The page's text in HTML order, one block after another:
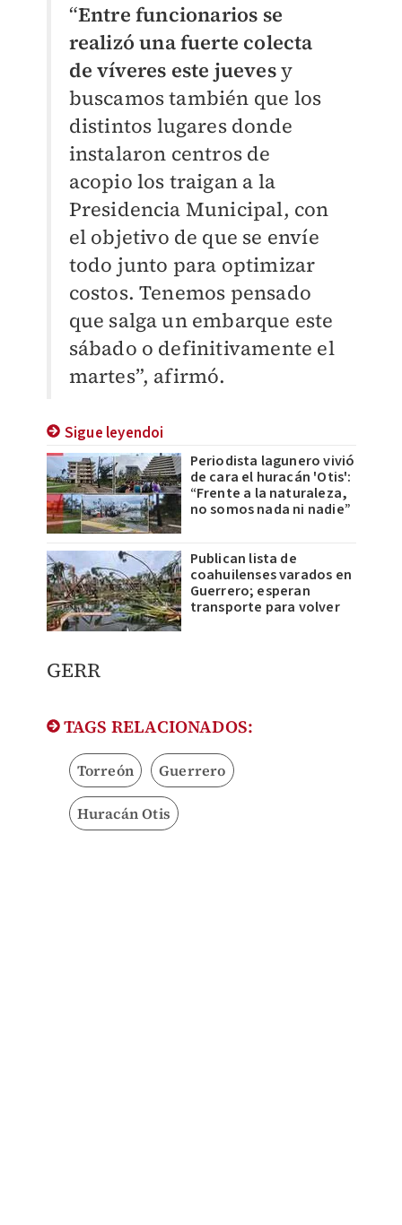
“Entre funcionarios se
realizó una fuerte colecta
de víveres este juevesy
buscamos también que los
distintos lugares donde
instalaron centros de
acopio los traigan a la
Presidencia Municipal, con
el objetivo de que se envíe
todo junto para optimizar
costos. Tenemos pensado
que salga un embarque este
sábado o definitivamente el
martes”, afirmó.
Sigue leyendoi
Periodista lagunero vivió
de cara el huracán 'Otis':
“Frente a la naturaleza,
no somos nada ni nadie”
Publican lista de
coahuilenses varados en
Guerrero; esperan
transporte para volver
GERR
TAGS RELACIONADOS:
Torreón Guerrero
Huracán Otis